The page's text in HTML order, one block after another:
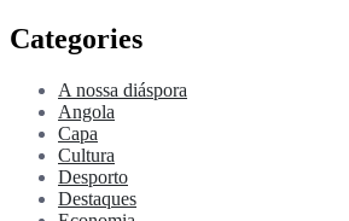
Categories
A nossa diáspora
Angola
Capa
Cultura
Desporto
Destaques